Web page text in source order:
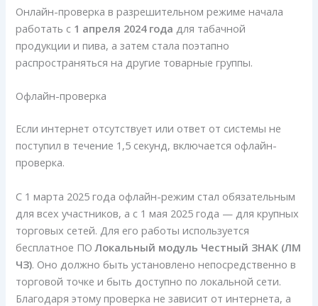
Онлайн-проверка в разрешительном режиме начала
работать с 1 апреля 2024 года для табачной
продукции и пива, а затем стала поэтапно
распространяться на другие товарные группы.
Офлайн-проверка
Если интернет отсутствует или ответ от системы не
поступил в течение 1,5 секунд, включается офлайн-
проверка.
С 1 марта 2025 года офлайн-режим стал обязательным
для всех участников, а с 1 мая 2025 года — для крупных
торговых сетей. Для его работы используется
бесплатное ПОЛокальный модуль Честный ЗНАК (ЛМ
ЧЗ). Оно должно быть установлено непосредственно в
торговой точке и быть доступно по локальной сети.
Благодаря этому проверка не зависит от интернета, а